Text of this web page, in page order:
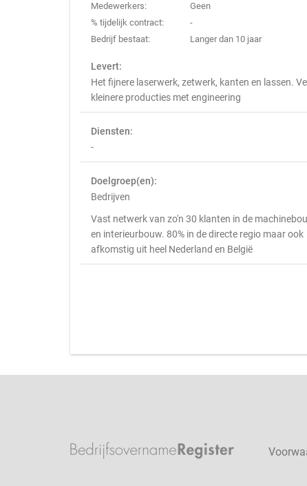
Medewerkers:
Geen
% tijdelijk contract:
-
Bedrijf bestaat:
Langer dan 10 jaar
Levert:
Het fijnere laserwerk, zetwerk, kanten en lassen.
kleinere producties met engineering
Diensten:
-
Doelgroep(en):
Bedrijven
Vast netwerk van zo'n 30 klanten in de
en interieurbouw. 80% in de directe regio maar ook
afkomstig uit heel Nederland en België